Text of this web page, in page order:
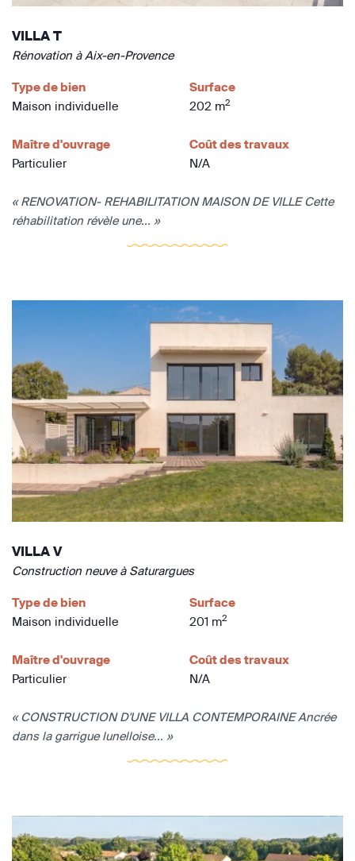
VILLA T
Rénovation à Aix-en-Provence
Type de bien
Maison individuelle
Surface
202 m2
Maître d'ouvrage
Particulier
Coût des travaux
N/A
« RENOVATION- REHABILITATION MAISON DE VILLE Cette
réhabilitation révèle une... »
VILLA V
Construction neuve à Saturargues
Type de bien
Maison individuelle
Surface
201 m2
Maître d'ouvrage
Particulier
Coût des travaux
N/A
« CONSTRUCTION D'UNE VILLA CONTEMPORAINE Ancrée
dans la garrigue lunelloise... »